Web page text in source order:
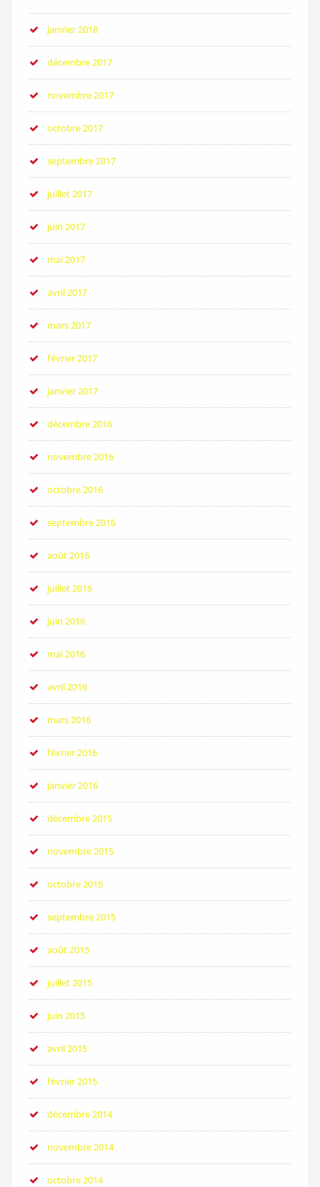
janvier 2018
décembre 2017
novembre 2017
octobre 2017
septembre 2017
juillet 2017
juin 2017
mai 2017
avril 2017
mars 2017
février 2017
janvier 2017
décembre 2016
novembre 2016
octobre 2016
septembre 2016
août 2016
juillet 2016
juin 2016
mai 2016
avril 2016
mars 2016
février 2016
janvier 2016
décembre 2015
novembre 2015
octobre 2015
septembre 2015
août 2015
juillet 2015
juin 2015
avril 2015
février 2015
décembre 2014
novembre 2014
octobre 2014